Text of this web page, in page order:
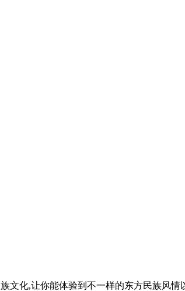
文化,让你能体验到不一样的东方民族风情